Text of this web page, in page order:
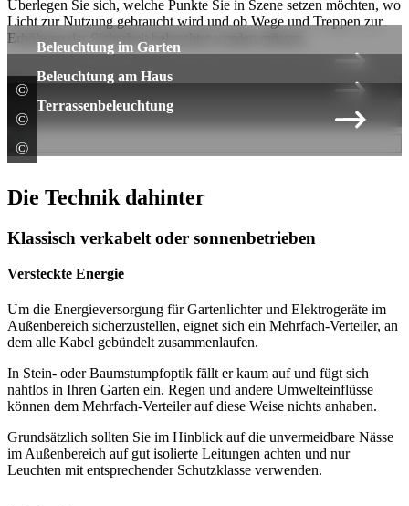
Überlegen Sie sich, welche Punkte Sie in Szene setzen möchten, wo
Licht zur Nutzung gebraucht wird und ob Wege und Treppen zur
Erhöhung der Sicherheit beleuchtet werden müssen.
©
Beleuchtung im Garten
©
Beleuchtung am Haus
©
Terrassenbeleuchtung
Die Technik dahinter
Klassisch verkabelt oder sonnenbetrieben
Versteckte Energie
Um die Energieversorgung für Gartenlichter und Elektrogeräte im
Außenbereich sicherzustellen, eignet sich ein Mehrfach-Verteiler, an
dem alle Kabel gebündelt zusammenlaufen.
In Stein- oder Baumstumpfoptik fällt er kaum auf und fügt sich
nahtlos in Ihren Garten ein. Regen und andere Umwelteinflüsse
können dem Mehrfach-Verteiler auf diese Weise nichts anhaben.
Grundsätzlich sollten Sie im Hinblick auf die unvermeidbare Nässe
im Außenbereich auf gut isolierte Leitungen achten und nur
Leuchten mit entsprechender Schutzklasse verwenden.